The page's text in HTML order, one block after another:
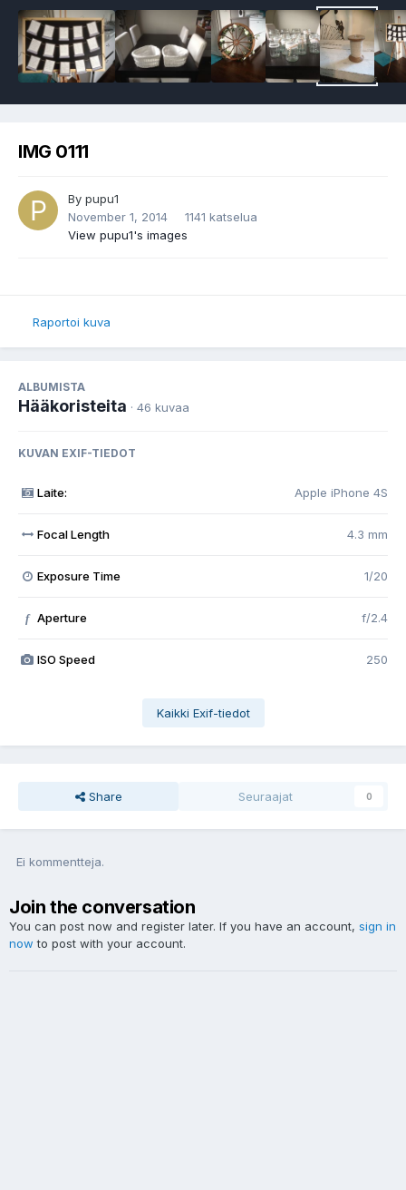
IMG 0111
By pupu1
November 1, 2014
1141 katselua
View pupu1's images
Raportoi kuva
ALBUMISTA
Hääkoristeita · 46 kuvaa
KUVAN EXIF-TIEDOT
Laite: Apple iPhone 4S
Focal Length 4.3 mm
Exposure Time 1/20
f Aperture f/2.4
ISO Speed 250
Kaikki Exif-tiedot
Share Seuraajat 0
Ei kommentteja.
Join the conversation
You can post now and register later. If you have an account, sign in
now to post with your account.